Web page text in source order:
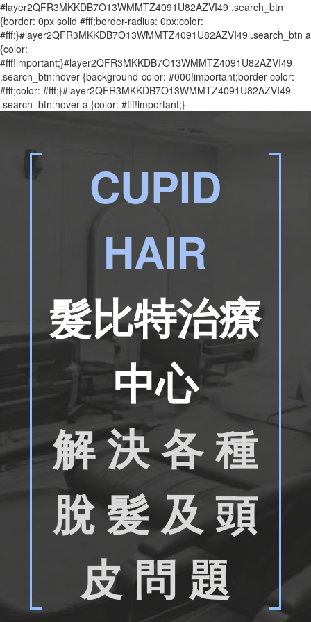
#layer2QFR3MKKDB7O13WMMTZ4091U82AZVI49 .search_btn
{border: 0px solid #fff;border-radius: 0px;color:
#fff;}#layer2QFR3MKKDB7O13WMMTZ4091U82AZVI49 .search_btn a
{color:
#fff!important;}#layer2QFR3MKKDB7O13WMMTZ4091U82AZVI49
.search_btn:hover {background-color: #000!important;border-color:
#fff;color: #fff;}#layer2QFR3MKKDB7O13WMMTZ4091U82AZVI49
.search_btn:hover a {color: #fff!important;}
CUPID
HAIR
髮比特治療
中心
解 決 各 種
脫 髮 及 頭
皮 問 題